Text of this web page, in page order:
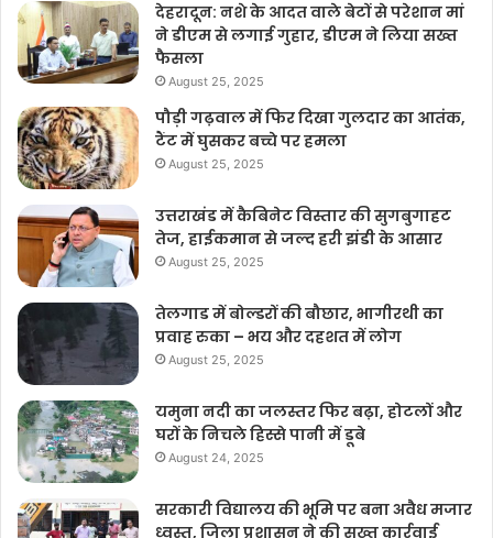
देहरादून: नशे के आदत वाले बेटों से परेशान मां
ने डीएम से लगाई गुहार, डीएम ने लिया सख्त
फैसला
August 25, 2025
पौड़ी गढ़वाल में फिर दिखा गुलदार का आतंक,
टैंट में घुसकर बच्चे पर हमला
August 25, 2025
उत्तराखंड में कैबिनेट विस्तार की सुगबुगाहट
तेज, हाईकमान से जल्द हरी झंडी के आसार
August 25, 2025
तेलगाड में बोल्डरों की बौछार, भागीरथी का
प्रवाह रुका – भय और दहशत में लोग
August 25, 2025
यमुना नदी का जलस्तर फिर बढ़ा, होटलों और
घरों के निचले हिस्से पानी में डूबे
August 24, 2025
सरकारी विद्यालय की भूमि पर बना अवैध मजार
ध्वस्त, जिला प्रशासन ने की सख्त कार्रवाई